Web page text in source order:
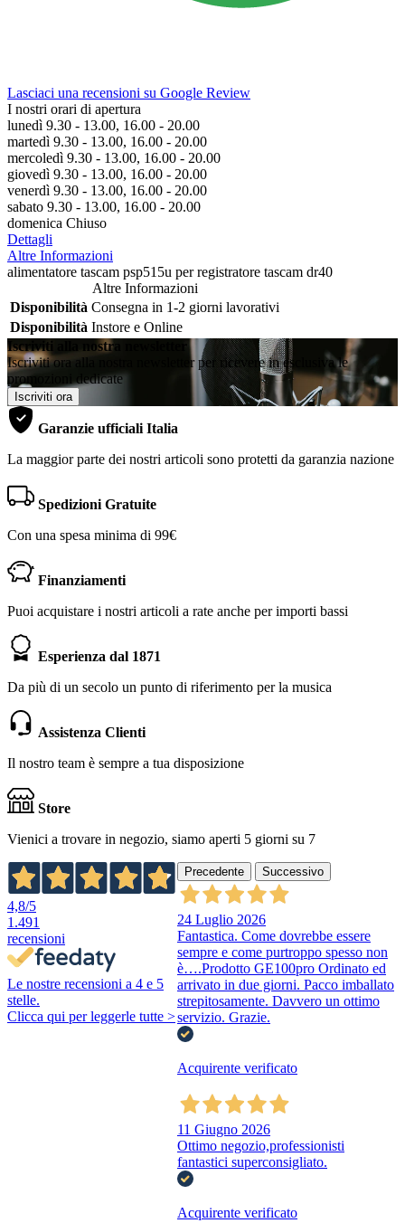
Lasciaci una recensioni su Google Review
I nostri orari di apertura
lunedì 9.30 - 13.00, 16.00 - 20.00
martedì 9.30 - 13.00, 16.00 - 20.00
mercoledì 9.30 - 13.00, 16.00 - 20.00
giovedì 9.30 - 13.00, 16.00 - 20.00
venerdì 9.30 - 13.00, 16.00 - 20.00
sabato 9.30 - 13.00, 16.00 - 20.00
domenica Chiuso
Dettagli
Altre Informazioni
alimentatore tascam psp515u per registratore tascam dr40
Altre Informazioni
Disponibilità Consegna in 1-2 giorni lavorativi
Disponibilità Instore e Online
Iscriviti alla nostra newsletter
Iscriviti ora alla nostra newsletter per ricevere in esclusiva le
promozioni dedicate
Iscriviti ora
Garanzie ufficiali Italia
La maggior parte dei nostri articoli sono protetti da garanzia nazione
Spedizioni Gratuite
Con una spesa minima di 99€
Finanziamenti
Puoi acquistare i nostri articoli a rate anche per importi bassi
Esperienza dal 1871
Da più di un secolo un punto di riferimento per la musica
Assistenza Clienti
Il nostro team è sempre a tua disposizione
Store
Vienici a trovare in negozio, siamo aperti 5 giorni su 7
4,8/5
1.491
recensioni
Le nostre recensioni a 4 e 5
stelle.
Clicca qui per leggerle tutte >
Precedente Successivo
24 Luglio 2026
Fantastica. Come dovrebbe essere
sempre e come purtroppo spesso non
è….Prodotto GE100pro Ordinato ed
arrivato in due giorni. Pacco imballato
strepitosamente. Davvero un ottimo
servizio. Grazie.
Acquirente verificato
11 Giugno 2026
Ottimo negozio,professionisti
fantastici superconsigliato.
Acquirente verificato